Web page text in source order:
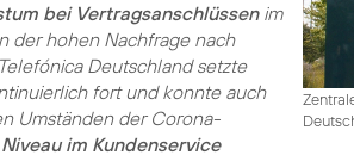
bei Vertragsanschlüssenim
der hohen Nachfrage nach
Deutschland setzte
fort und konnte auch
Umständen der Corona-
im Kundenservice